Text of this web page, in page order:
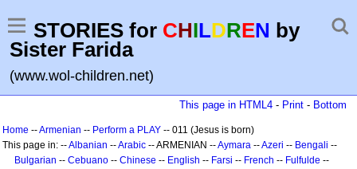
STORIES for CHILDREN by
Sister Farida
(www.wol-children.net)
This page in HTML4 - Print - Bottom
Home --Armenian -- Perform a PLAY -- 011 (Jesus is born)
This page in: --Albanian --Arabic -- ARMENIAN --Aymara --Azeri -- Bengali --
Bulgarian -- Cebuano -- Chinese -- English -- Farsi -- French -- Fulfulde --